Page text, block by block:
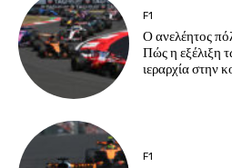
F1
Ο ανελέητος
Πώς η εξέλιξη
ιεραρχία στην
F1